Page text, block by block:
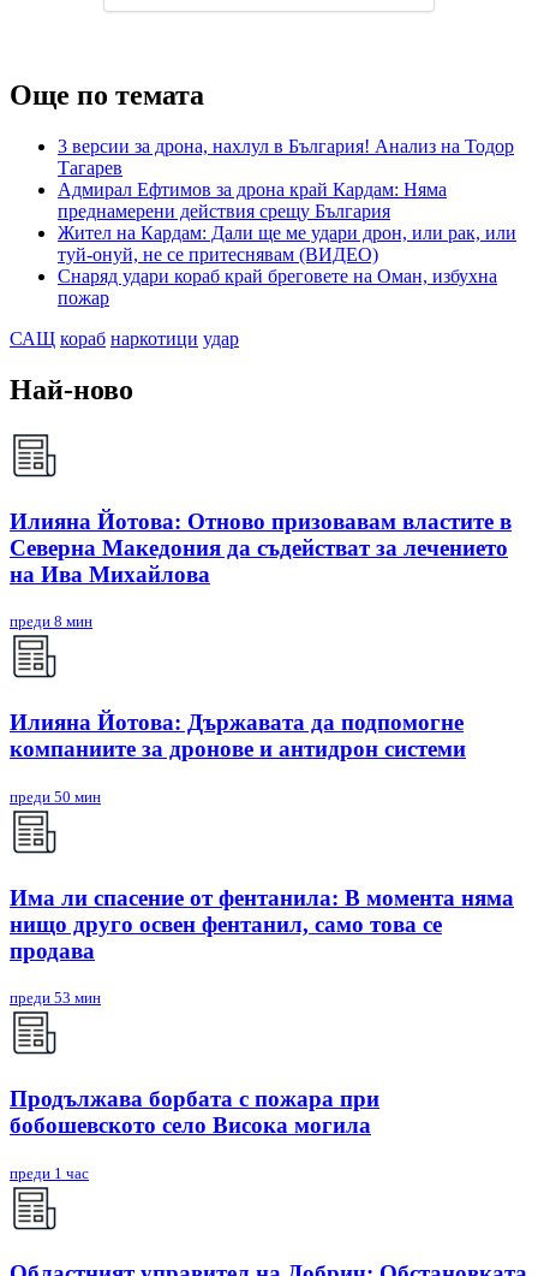
Още по темата
3 версии за дрона, нахлул в България! Анализ на Тодор
Тагарев
Адмирал Ефтимов за дрона край Кардам: Няма
преднамерени действия срещу България
Жител на Кардам: Дали ще ме удари дрон, или рак, или
туй-онуй, не се притеснявам (ВИДЕО)
Снаряд удари кораб край бреговете на Оман, избухна
пожар
САЩ кораб наркотици удар
Най-ново
Илияна Йотова: Отново призовавам властите в
Северна Македония да съдействат за лечението
на Ива Михайлова
преди 8 мин
Илияна Йотова: Държавата да подпомогне
компаниите за дронове и антидрон системи
преди 50 мин
Има ли спасение от фентанила: В момента няма
нищо друго освен фентанил, само това се
продава
преди 53 мин
Продължава борбата с пожара при
бобошевското село Висока могила
преди 1 час